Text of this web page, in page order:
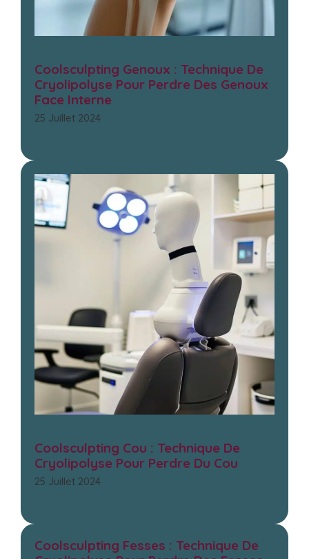
Coolsculpting Genoux : Technique De
Cryolipolyse Pour Perdre Des Genoux
Face Interne
25 Juillet 2024
Coolsculpting Cou : Technique De
Cryolipolyse Pour Perdre Du Cou
25 Juillet 2024
Coolsculpting Fesses : Technique De